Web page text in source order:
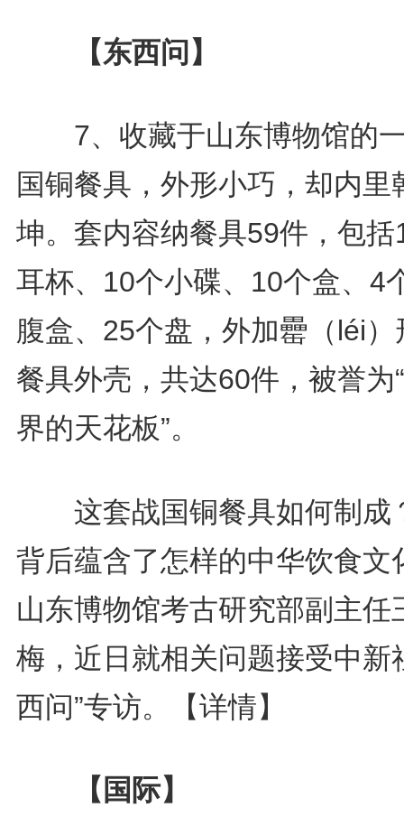
【东西问】
7、收藏于山东博物馆的
国铜餐具，外形小巧，却内里
坤。套内容纳餐具59件，包括
耳杯、10个小碟、10个盒、4
腹盒、25个盘，外加罍（léi）
餐具外壳，共达60件，被誉为
界的天花板”。
这套战国铜餐具如何制成
背后蕴含了怎样的中华饮食文
山东博物馆考古研究部副主任
梅，近日就相关问题接受中新
西问”专访。
【详情】
【国际】